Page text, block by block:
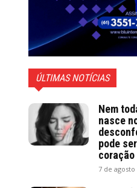
ÚLTIMAS NOTÍCIAS
Nem
nasce
pode
coração
7 de agosto